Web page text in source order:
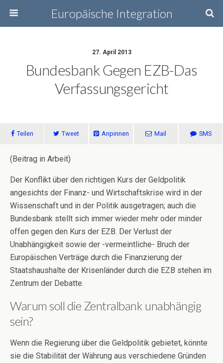
Europäische Integration
27. April 2013
Bundesbank Gegen EZB-Das
Verfassungsgericht
Teilen Tweet Anpinnen Mail SMS
(Beitrag in Arbeit)
Der Konflikt über den richtigen Kurs der Geldpolitik
angesichts der Finanz- und Wirtschaftskrise wird in der
Wissenschaft und in der Politik ausgetragen; auch die
Bundesbank stellt sich immer wieder mehr oder minder
offen gegen den Kurs der EZB. Der Verlust der
Unabhängigkeit sowie der -vermeintliche- Bruch der
Europäischen Verträge durch die Finanzierung der
Staatshaushalte der Krisenländer durch die EZB stehen im
Zentrum der Debatte.
Warum soll die Zentralbank unabhängig
sein?
Wenn die Regierung über die Geldpolitik gebietet, könnte
sie die Stabilität der Währung aus verschiedene Gründen